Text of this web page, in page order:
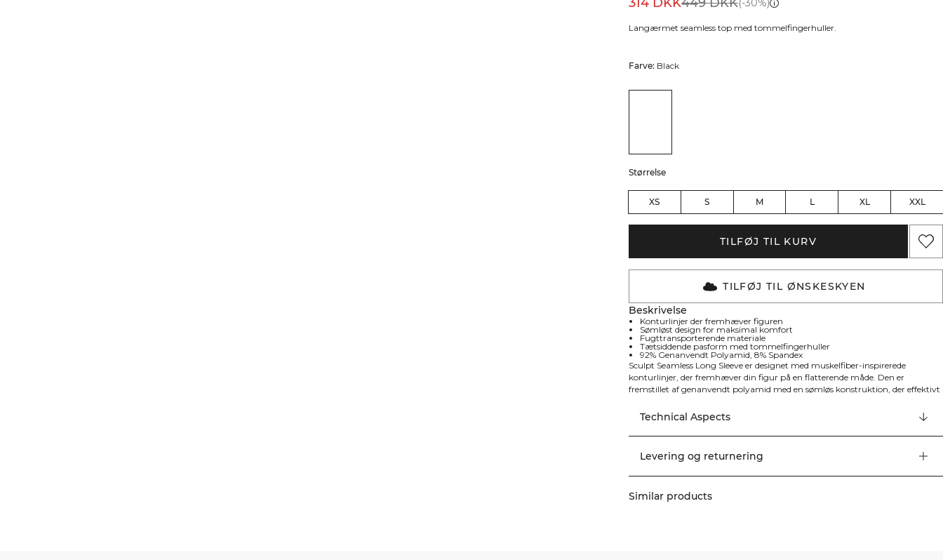
(-30%)
Langærmet seamless top med tommelfingerhuller.
Farve: Black
Størrelse
XS S M L XL XXL
TILFØJ TIL KURV
TILFØJ TIL ØNSKESKYEN
Beskrivelse
Konturlinjer der fremhæver figuren
Sømløst design for maksimal komfort
Fugttransporterende materiale
Tætsiddende pasform med tommelfingerhuller
92% Genanvendt Polyamid, 8% Spandex
Sculpt Seamless Long Sleeve er designet med muskelfiber-inspirerede
konturlinjer, der fremhæver din figur på en flatterende måde. Den er
fremstillet af genanvendt polyamid med en sømløs konstruktion, der effektivt
tætsiddende pasform og tommelfingerhullerne sikrer optimal funktionalitet
og komfort. Konturlinjer der fremhæver figuren, sømløst design for maksimal
komfort, fugttransporterende materiale, tætsiddende pasform og praktiske
Technical Aspects
Levering og returnering
Similar products